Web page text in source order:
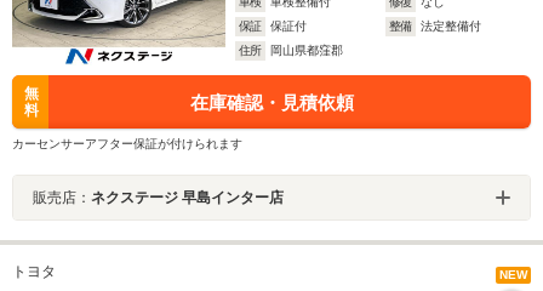
保証
保証付 整備
法定整備付
住所
岡山県都窪郡
無
料
在庫確認・見積依頼
カーセンサーアフター保証が付けられます
販売店： ネクステージ 早島インター店
トヨタ NEW